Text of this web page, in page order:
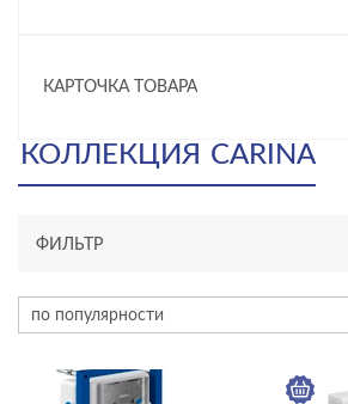
КАРТОЧКА ТОВАРА
КОЛЛЕКЦИЯ CARINA
ФИЛЬТР
новинка
КАТЕГОРИЯ
по популярности